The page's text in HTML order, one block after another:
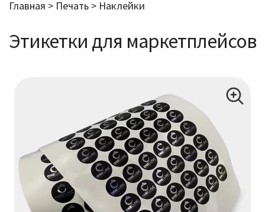
Визитки
Дипломы / Сертификаты
Презентации
Буклеты / Лифлеты
Главная > Печать > Наклейки
Этикетки для маркетплейсов